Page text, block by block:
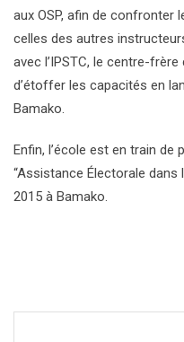
aux OSP, afin de confronter
celles des autres
avec l’IPSTC, le centre-
d’étoffer les capacités en
Bamako.
Enfin, l’école est en train de
“Assistance Électorale dans
2015 à Bamako.